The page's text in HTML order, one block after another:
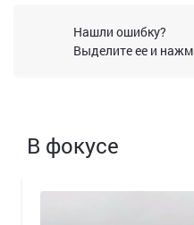
Нашли ошибку?
Выделите ее и
В фокусе